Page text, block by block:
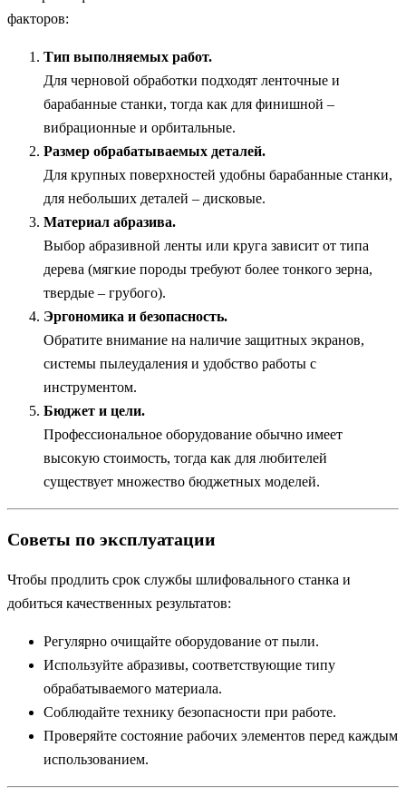
факторов:
Тип выполняемых работ.
Для черновой обработки подходят ленточные и
барабанные станки, тогда как для финишной –
вибрационные и орбитальные.
Размер обрабатываемых деталей.
Для крупных поверхностей удобны барабанные станки,
для небольших деталей – дисковые.
Материал абразива.
Выбор абразивной ленты или круга зависит от типа
дерева (мягкие породы требуют более тонкого зерна,
твердые – грубого).
Эргономика и безопасность.
Обратите внимание на наличие защитных экранов,
системы пылеудаления и удобство работы с
инструментом.
Бюджет и цели.
Профессиональное оборудование обычно имеет
высокую стоимость, тогда как для любителей
существует множество бюджетных моделей.
Советы по эксплуатации
Чтобы продлить срок службы шлифовального станка и
добиться качественных результатов:
Регулярно очищайте оборудование от пыли.
Используйте абразивы, соответствующие типу
обрабатываемого материала.
Соблюдайте технику безопасности при работе.
Проверяйте состояние рабочих элементов перед каждым
использованием.